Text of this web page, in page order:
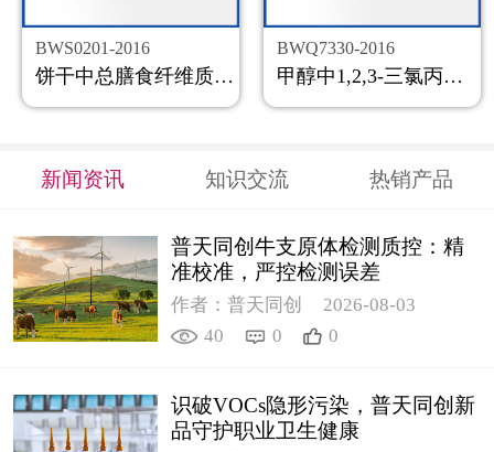
BWS0201-2016
饼干中总膳食纤维质控样品
BWQ7330-2016
甲醇中1,2,3-三氯丙烷溶液标准物质
新闻资讯 知识交流 热销产品
普天同创牛支原体检测质控：精
准校准，严控检测误差
作者：普天同创
2026-08-03
40
0 0
识破VOCs隐形污染，普天同创新
品守护职业卫生健康